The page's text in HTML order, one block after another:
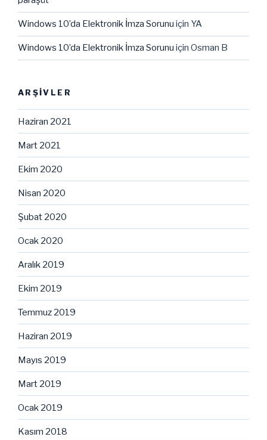
Windows 10’da Elektronik İmza Sorunu için YA
Windows 10’da Elektronik İmza Sorunu için Osman B
ARŞIVLER
Haziran 2021
Mart 2021
Ekim 2020
Nisan 2020
Şubat 2020
Ocak 2020
Aralık 2019
Ekim 2019
Temmuz 2019
Haziran 2019
Mayıs 2019
Mart 2019
Ocak 2019
Kasım 2018